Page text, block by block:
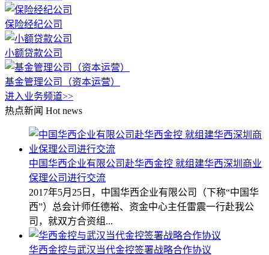
保险经纪公司
小额贷款公司
基金管理公司（资本运营）
进入业务频道>>
热点新闻 Hot news
中国华西企业有限公司赴华西金控 就组建华西深圳商业
保理公司进行交流
2017年5月25日，中国华西企业有限公司（下称“中国华
西”）总会计师任德裕、资金中心主任雷震一行赴我公
司，就双方合资组...
华西金控与武汉当代金控签署战略合作协议